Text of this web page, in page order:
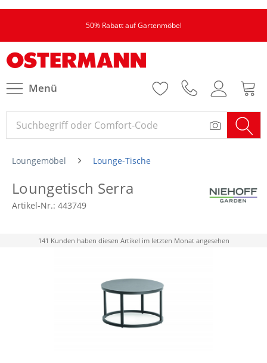
50% Rabatt auf Gartenmöbel
Menü
Loungemöbel Lounge-Tische
Loungetisch Serra
Artikel-Nr.: 443749
141 Kunden haben diesen Artikel im letzten Monat angesehen